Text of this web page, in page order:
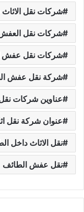
شركات نقل
شركات نقل
شركات نقل عفش
شركة نقل عفش
عناوين شركات
عنوان شركة نقل
نقل الاثاث داخل
نقل عفش الطائف